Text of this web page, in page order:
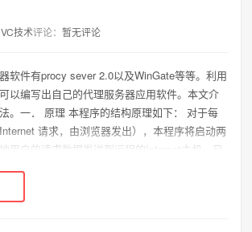
VC技术评论：暂无评论
软件有procy sever 2.0以及WinGate等等。利用
以编写出自己的代理服务器应用软件。本文介
。一． 原理 本程序的结构原理如下： 对于每
请求，由浏览器发出），本程序将启动两
用户的请求数据发送到远程的Internet主机，另
的回应数据发送到...